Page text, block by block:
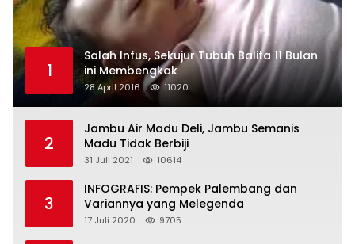
1
Salah Infus, Sekujur Tubuh Balita 11 Bulan
ini Membengkak
28 April 2016 11020
2
Jambu Air Madu Deli, Jambu Semanis
Madu Tidak Berbiji
31 Juli 2021 10614
3
INFOGRAFIS: Pempek Palembang dan
Variannya yang Melegenda
17 Juli 2020 9705